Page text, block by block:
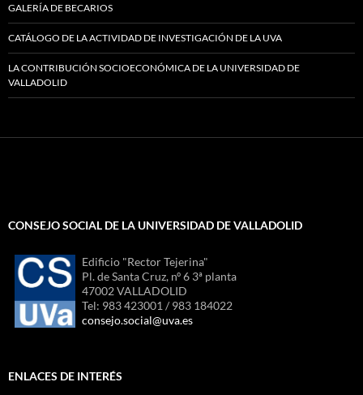
GALERÍA DE BECARIOS
CATÁLOGO DE LA ACTIVIDAD DE INVESTIGACIÓN DE LA UVA
LA CONTRIBUCIÓN SOCIOECONÓMICA DE LA UNIVERSIDAD DE
VALLADOLID
CONSEJO SOCIAL DE LA UNIVERSIDAD DE VALLADOLID
Edificio "Rector Tejerina"
Pl. de Santa Cruz, nº 6 3ª planta
47002 VALLADOLID
Tel: 983 423001 / 983 184022
consejo.social@uva.es
ENLACES DE INTERÉS